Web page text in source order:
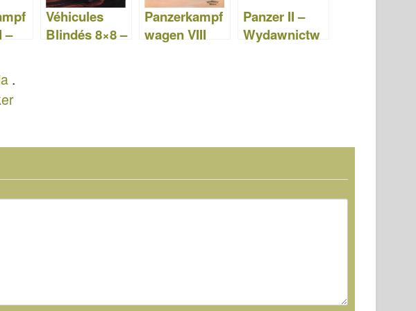
–
Véhicules
Blindés 8×8 –
Panzerkampf
wagen VIII
Panzer II –
Wydawnictw
.